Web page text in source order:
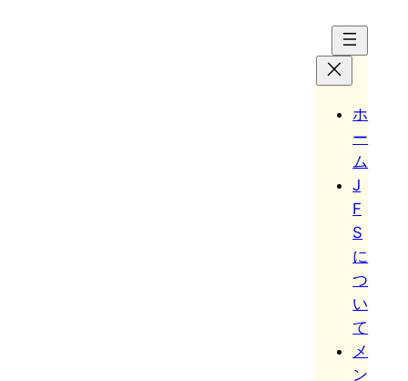
ホ
ー
ム
J
F
S
に
つ
い
て
メ
ン